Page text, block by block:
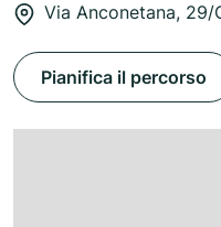
Via Anconetana, 29/
Pianifica il percorso